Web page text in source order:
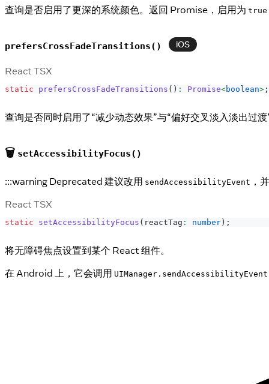
查询是否启用了更深的系统颜色。返回 Promise，启用为 true
prefersCrossFadeTransitions() iOS
React TSX
static prefersCrossFadeTransitions ( ) : Promise<boolean> ;
查询是否同时启用了“减少动态效果”与“偏好交叉淡入淡出过
🗑️ setAccessibilityFocus()
:::warning Deprecated 建议改用 sendAccessibilityEvent ，
React TSX
static setAccessibilityFocus ( reactTag : number ) ;
将无障碍焦点设置到某个 React 组件。
在 Android 上，它会调用 UIManager.sendAccessibilityEvent